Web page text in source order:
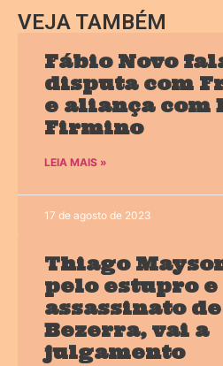
VEJA TAMBÉM
Fábio Novo
disputa com
e aliança com
Firmino
LEIA MAIS »
17 de agosto de 2023
Thiago
pelo estupro e
assassinato
Bezerra, vai a
julgamento